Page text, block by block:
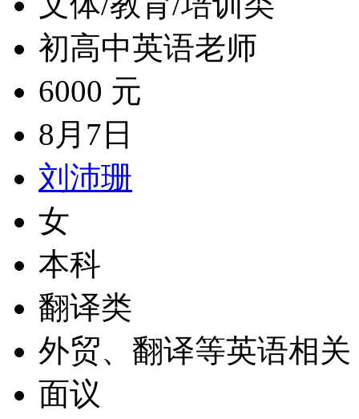
初高中英语老师
6000 元
8月7日
刘沛珊
女
本科
翻译类
外贸、翻译等英语相关
面议